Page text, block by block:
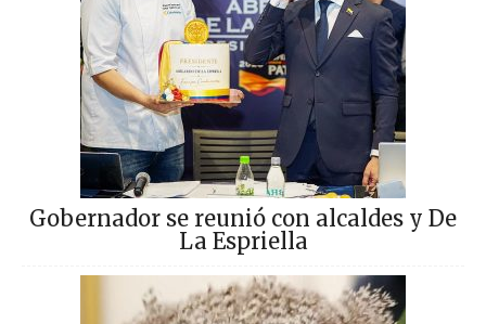
Gobernador se reunió con alcaldes y De
La Espriella